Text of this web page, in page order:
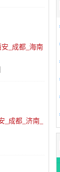
_成都_海南
成都_济南_